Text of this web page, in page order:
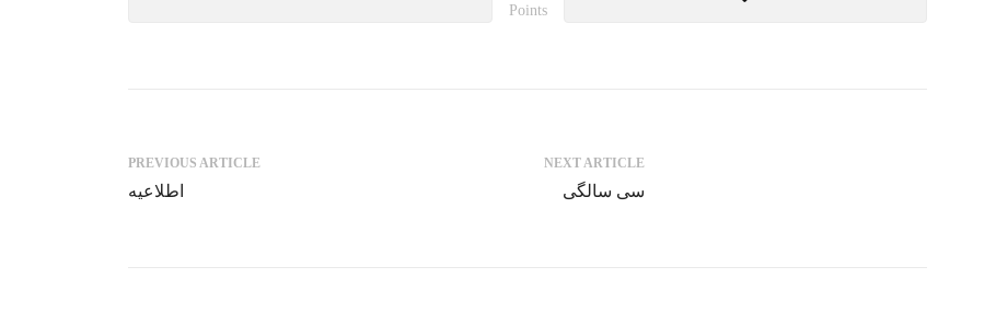
Points
PREVIOUS ARTICLE
اطلاعیه
NEXT ARTICLE
سی سالگی